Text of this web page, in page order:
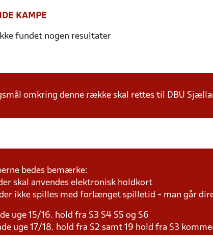
KAMPE
fundet nogen resultater
omkring denne række skal rettes til DBU
bedes bemærke:
skal anvendes elektronisk holdkort
ikke spilles med forlænget spilletid - man går
uge 15/16. hold fra S3 S4 S5 og S6
uge 17/18. hold fra S2 samt 19 hold fra S3